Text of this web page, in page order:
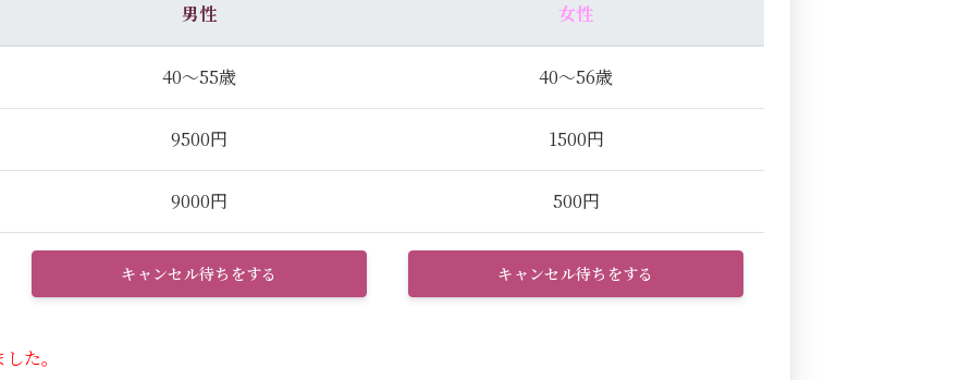
男性 女性
40～55歳 40～56歳
9500円 1500円
9000円 500円
キャンセル待ちをする キャンセル待ちをする
た。